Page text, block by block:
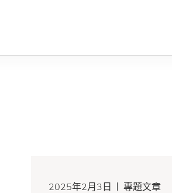
2025年2月3日 專題文章